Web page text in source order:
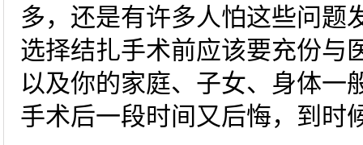
多，还是有许多人怕这些问题
选择结扎手术前应该要充份与
以及你的家庭、子女、身体一
手术后一段时间又后悔，到时